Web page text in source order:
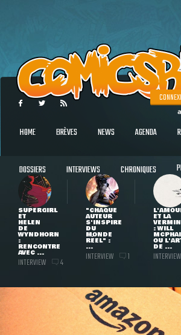
HOME BRÈVES NEWS AGENDA
DOSSIERS INTERVIEWS CHRONIQUES
SUPERGIRL
ET
HELEN
DE
WYNDHORN
:
RENCONTRE
AVEC ...
INTERVIEW 4
"CHAQUE
AUTEUR
S'INSPIRE
DU
MONDE
RÉEL" :
...
INTERVIEW 1
ET LA
: WILL
OU
DE ...
INTERVIEW